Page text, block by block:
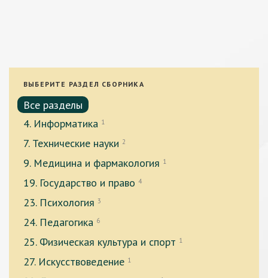
ВЫБЕРИТЕ РАЗДЕЛ СБОРНИКА
Все разделы
4. Информатика 1
7. Технические науки 2
9. Медицина и фармакология 1
19. Государство и право 4
23. Психология 3
24. Педагогика 6
25. Физическая культура и спорт 1
27. Искусствоведение 1